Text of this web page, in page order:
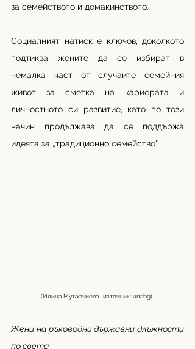
за семейството и домакинството.
Социалният натиск е ключов, доколкото
подтиква жените да се избират в
немалка част от случаите семейния
живот за сметка на кариерата и
личностното си развитие, като по този
начин продължава да се поддържа
идеята за „традиционно семейство".
(Илина Мутафчиева- източник: unabg)
Жени на ръководни държавни длъжности
по света